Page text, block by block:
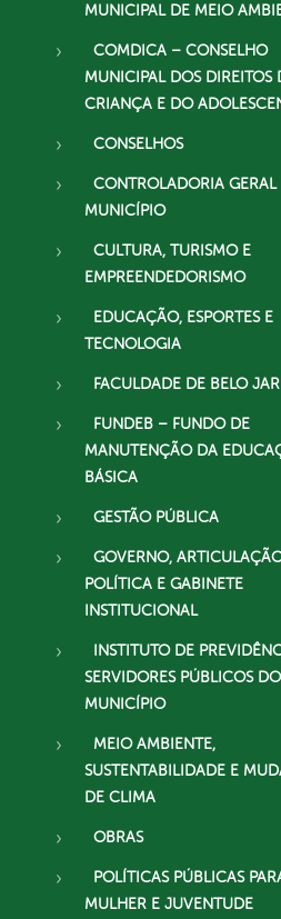
MUNICIPAL DE MEIO
COMDICA – CONSELHO
MUNICIPAL DOS DIREITOS
CRIANÇA E DO
CONSELHOS
CONTROLADORIA GERAL
MUNICÍPIO
CULTURA, TURISMO E
EMPREENDEDORISMO
EDUCAÇÃO, ESPORTES E
TECNOLOGIA
FACULDADE DE BELO
FUNDEB – FUNDO DE
MANUTENÇÃO DA
BÁSICA
GESTÃO PÚBLICA
GOVERNO,
POLÍTICA E GABINETE
INSTITUCIONAL
INSTITUTO DE
SERVIDORES PÚBLICOS DO
MUNICÍPIO
MEIO AMBIENTE,
SUSTENTABILIDADE E
DE CLIMA
OBRAS
POLÍTICAS PÚBLICAS
MULHER E JUVENTUDE